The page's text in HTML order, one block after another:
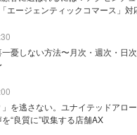
エージェンティックコマース」対
憂しない方法〜月次・週次・日
」を逃さない。ユナイテッドアロ
“良質に”収集する店舗AX